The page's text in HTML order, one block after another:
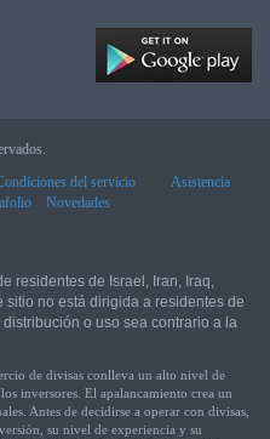
del servicio
Asistencia
Novedades
residentes de Israel, Iran, Iraq,
sitio no está dirigida a residentes de
o uso sea contrario a la
de divisas conlleva un alto nivel de
inversores. El apalancamiento crea un
Antes de decidirse a operar con divisas,
su nivel de experiencia y su